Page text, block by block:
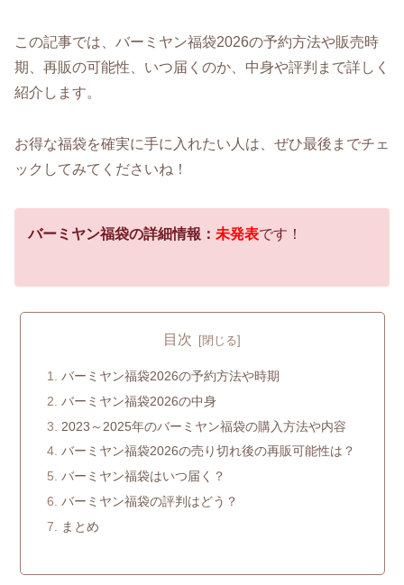
この記事では、バーミヤン福袋2026の予約方法や販売時
期、再販の可能性、いつ届くのか、中身や評判まで詳しく
紹介します。
お得な福袋を確実に手に入れたい人は、ぜひ最後までチェ
ックしてみてくださいね！
バーミヤン福袋の詳細情報： 未発表です！
目次
バーミヤン福袋2026の予約方法や時期
バーミヤン福袋2026の中身
2023～2025年のバーミヤン福袋の購入方法や内容
バーミヤン福袋2026の売り切れ後の再販可能性は？
バーミヤン福袋はいつ届く？
バーミヤン福袋の評判はどう？
まとめ